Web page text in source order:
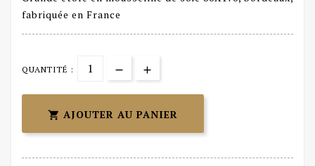
fabriquée en France
QUANTITÉ :
 AJOUTER AU PANIER